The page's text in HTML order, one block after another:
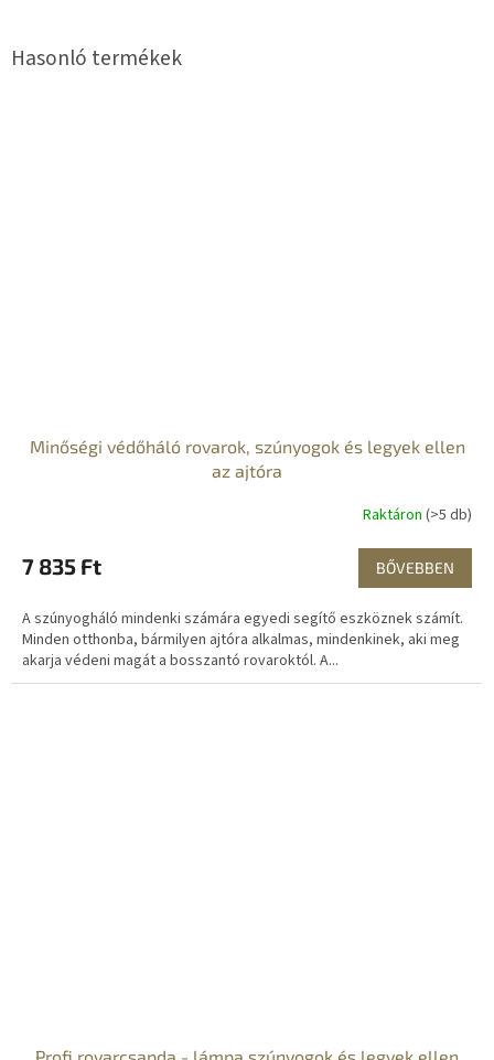
Minőségi védőháló rovarok, szúnyogok és legyek ellen
az ajtóra
Raktáron (>5 db)
7 835 Ft BŐVEBBEN
A szúnyogháló mindenki számára egyedi segítő eszköznek számít.
Minden otthonba, bármilyen ajtóra alkalmas, mindenkinek, aki meg
akarja védeni magát a bosszantó rovaroktól. A...
Profi rovarcsapda - lámpa szúnyogok és legyek ellen